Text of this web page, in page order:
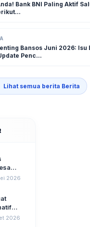
Bank BNI Paling Aktif
Bansos Juni 2026: Isu
Penc...
Lihat semua berita Berita
UU
2026
2026